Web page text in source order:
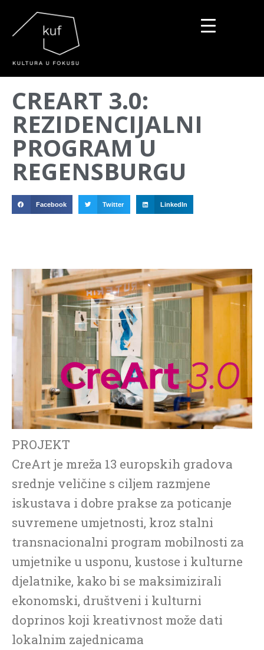
CREART 3.0:
REZIDENCIJALNI
PROGRAM U
REGENSBURGU
Facebook Twitter LinkedIn
PROJEKT
CreArt je mreža 13 europskih gradova
srednje veličine s ciljem razmjene
iskustava i dobre prakse za poticanje
suvremene umjetnosti, kroz stalni
transnacionalni program mobilnosti za
umjetnike u usponu, kustose i kulturne
djelatnike, kako bi se maksimizirali
ekonomski, društveni i kulturni
doprinos koji kreativnost može dati
lokalnim zajednicama
▼
▼